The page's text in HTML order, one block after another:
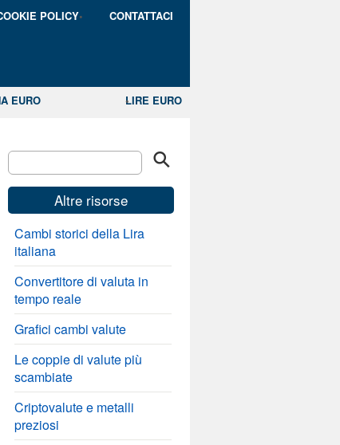
POLICY CONTATTACI
EURO LIRE EURO
Altre risorse
Cambi storici della Lira
italiana
Convertitore di valuta in
tempo reale
Grafici cambi valute
Le coppie di valute più
scambiate
Criptovalute e metalli
preziosi